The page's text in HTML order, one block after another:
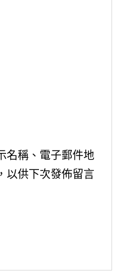
名稱、電子郵件地
以供下次發佈留言